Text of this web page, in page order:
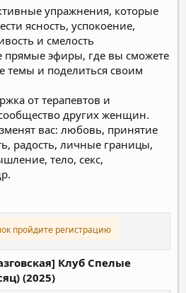
упражнения, которые
ясность, успокоение,
и смелость
эфиры, где вы сможете
темы и поделиться своим
от терапевтов и
других женщин.
вас: любовь, принятие
радость, личные границы,
тело, секс,
пройдите регистрацию
Клуб Спелые
(2025)